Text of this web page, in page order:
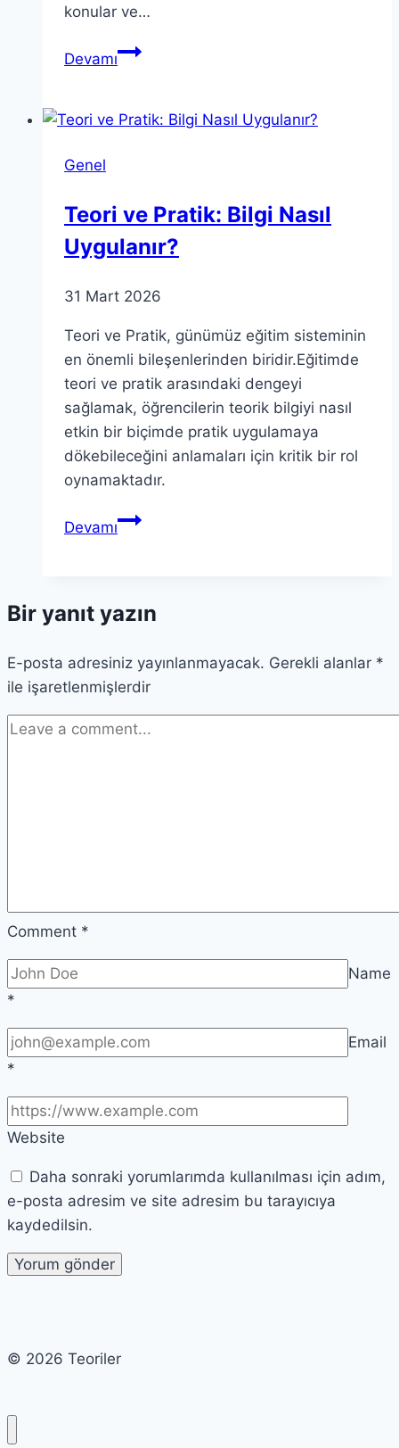
konular ve…
DevamıTürkiye’nin
Konular
gündemini…
Genel
Teori ve Pratik: Bilgi Nasıl
Uygulanır?
31 Mart 2026
Teori ve Pratik, günümüz eğitim sisteminin
en önemli bileşenlerinden biridir.Eğitimde
teori ve pratik arasındaki dengeyi
sağlamak, öğrencilerin teorik bilgiyi nasıl
etkin bir biçimde pratik uygulamaya
dökebileceğini anlamaları için kritik bir rol
oynamaktadır.
DevamıTeori
Nasıl
Bir yanıt yazın
E-posta adresiniz yayınlanmayacak. Gerekli alanlar *
ile işaretlenmişlerdir
Comment *
Name
*
Email
*
Website
Daha sonraki yorumlarımda kullanılması için adım,
e-posta adresim ve site adresim bu tarayıcıya
kaydedilsin.
© 2026 Teoriler